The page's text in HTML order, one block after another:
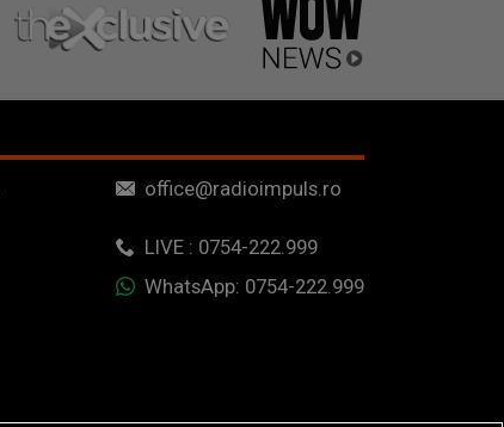
office@radioimpuls.ro
LIVE : 0754-222.999
WhatsApp: 0754-222.999